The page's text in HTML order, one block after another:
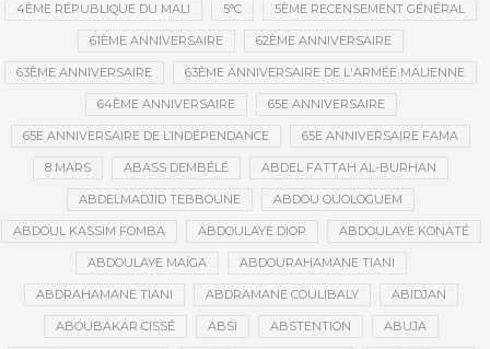
4ÈME RÉPUBLIQUE DU MALI 5°C 5ÈME RECENSEMENT GÉNÉRAL
61ÈME ANNIVERSAIRE 62ÈME ANNIVERSAIRE
63ÈME ANNIVERSAIRE 63ÈME ANNIVERSAIRE DE L'ARMÉE MALIENNE
64ÈME ANNIVERSAIRE 65E ANNIVERSAIRE
65E ANNIVERSAIRE DE L’INDÉPENDANCE 65E ANNIVERSAIRE FAMA
8 MARS ABASS DEMBÉLÉ ABDEL FATTAH AL-BURHAN
ABDELMADJID TEBBOUNE ABDOU OUOLOGUEM
ABDOUL KASSIM FOMBA ABDOULAYE DIOP ABDOULAYE KONATÉ
ABDOULAYE MAÏGA ABDOURAHAMANE TIANI
ABDRAHAMANE TIANI ABDRAMANE COULIBALY ABIDJAN
ABOUBAKAR CISSÉ ABSI ABSTENTION ABUJA